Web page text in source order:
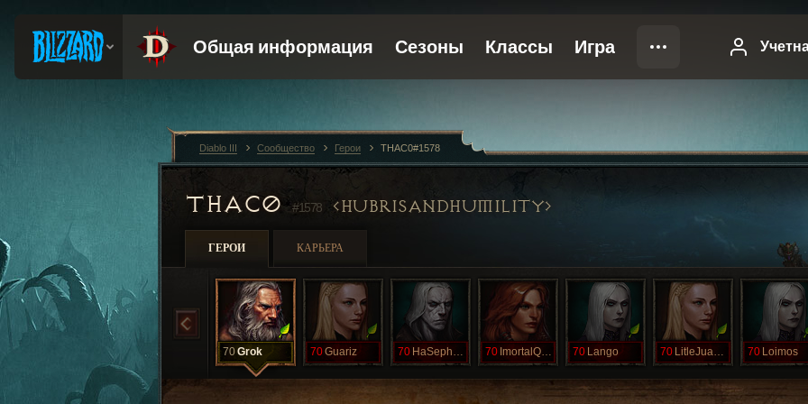
THAC0#1578 HUBRISANDHUMILITY
ГЕРОИ КАРЬЕРА
70Grok 70Guariz 70 HaSepharim 70 ImortalQueen 70 Lango 70 LitleJuanita 70 Loimos
Diablo III Сообщество Герои THAC0#1578